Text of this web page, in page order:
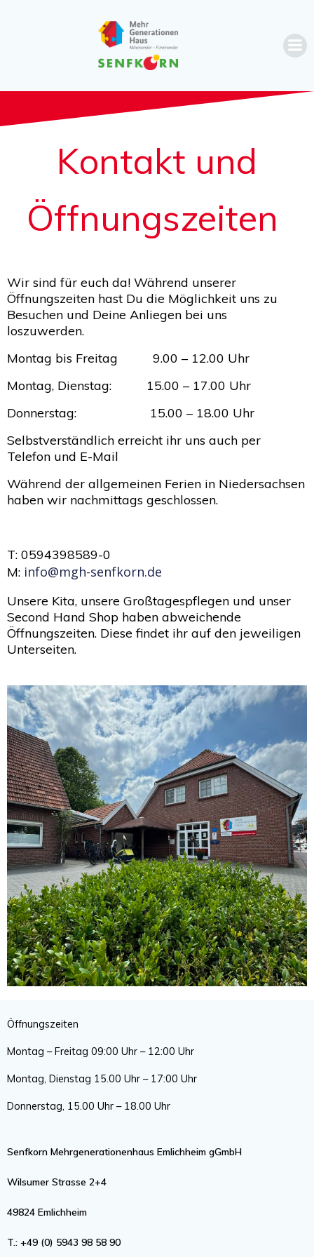
Kontakt und
Öffnungszeiten
Wir sind für euch da! Während unserer
Öffnungszeiten hast Du die Möglichkeit uns zu
Besuchen und Deine Anliegen bei uns
loszuwerden.
Montag bis Freitag 9.00 – 12.00 Uhr
Montag, Dienstag: 15.00 – 17.00 Uhr
Donnerstag: 15.00 – 18.00 Uhr
Selbstverständlich erreicht ihr uns auch per
Telefon und E-Mail
Während der allgemeinen Ferien in Niedersachsen
haben wir nachmittags geschlossen.
T: 0594398589-0
M: info@mgh-senfkorn.de
Unsere Kita, unsere Großtagespflegen und unser
Second Hand Shop haben abweichende
Öffnungszeiten. Diese findet ihr auf den jeweiligen
Unterseiten.
Öffnungszeiten
Montag – Freitag 09:00 Uhr – 12:00 Uhr
Montag, Dienstag 15.00 Uhr – 17:00 Uhr
Donnerstag, 15.00 Uhr – 18.00 Uhr
Senfkorn Mehrgenerationenhaus Emlichheim gGmbH
Wilsumer Strasse 2+4
49824 Emlichheim
T.: +49 (0) 5943 98 58 90